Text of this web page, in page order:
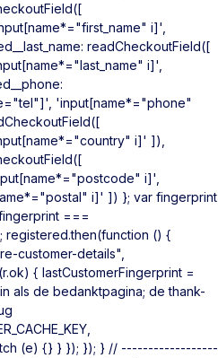
i]',
readCheckoutField([
i]',
'input[name*="phone"
i]' ]),
i]',
i]' ]) }; var fingerprint
===
registered.then(function () {
customer-details",
{ lastCustomerFingerprint =
als de bedanktpagina; de thank-
(e) {} } }); }); } // ------------------